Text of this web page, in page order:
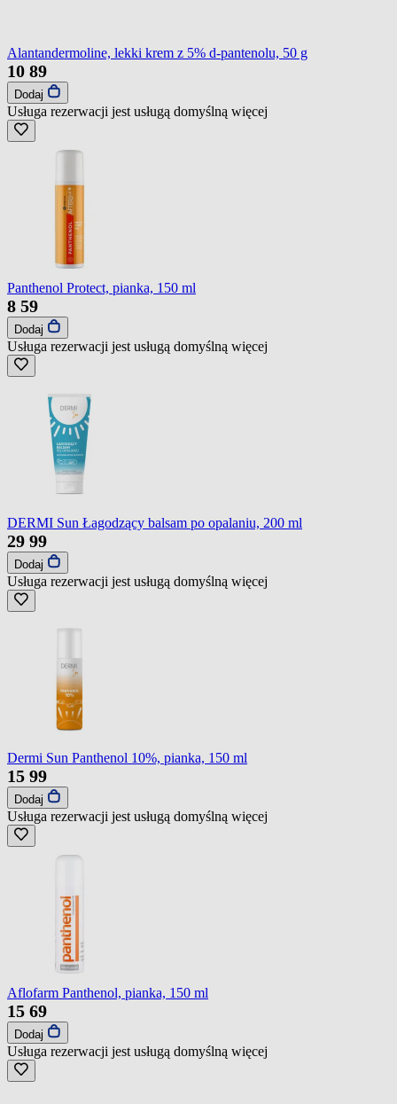
Alantandermoline, lekki krem z 5% d-pantenolu, 50 g
10 89
Dodaj
Usługa rezerwacji jest usługą domyślną więcej
Panthenol Protect, pianka, 150 ml
8 59
Dodaj
Usługa rezerwacji jest usługą domyślną więcej
DERMI Sun Łagodzący balsam po opalaniu, 200 ml
29 99
Dodaj
Usługa rezerwacji jest usługą domyślną więcej
Dermi Sun Panthenol 10%, pianka, 150 ml
15 99
Dodaj
Usługa rezerwacji jest usługą domyślną więcej
Aflofarm Panthenol, pianka, 150 ml
15 69
Dodaj
Usługa rezerwacji jest usługą domyślną więcej